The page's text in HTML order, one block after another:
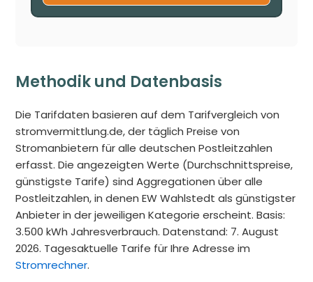
Methodik und Datenbasis
Die Tarifdaten basieren auf dem Tarifvergleich von
stromvermittlung.de, der täglich Preise von
Stromanbietern für alle deutschen Postleitzahlen
erfasst. Die angezeigten Werte (Durchschnittspreise,
günstigste Tarife) sind Aggregationen über alle
Postleitzahlen, in denen EW Wahlstedt als günstigster
Anbieter in der jeweiligen Kategorie erscheint. Basis:
3.500 kWh Jahresverbrauch. Datenstand: 7. August
2026. Tagesaktuelle Tarife für Ihre Adresse im
Stromrechner.